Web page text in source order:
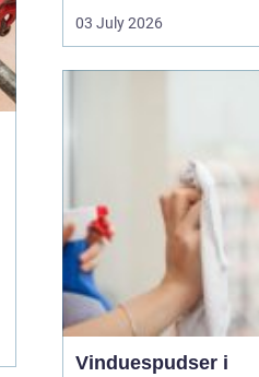
mange er en stabil
internetforbindelse
sommerhuset eller driver
en mindre virksomhed...
03 July 2026
Vinduespudser i